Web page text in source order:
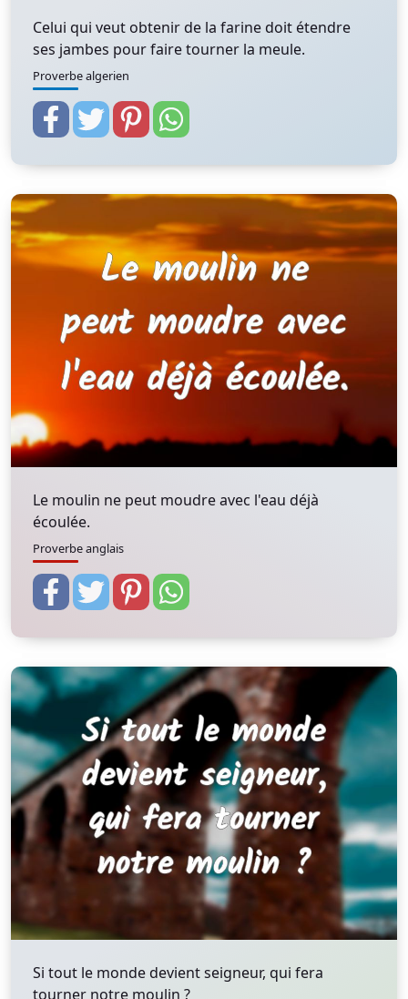
Celui qui veut obtenir de la farine doit étendre
ses jambes pour faire tourner la meule.
Proverbe algerien
Le moulin ne peut moudre avec l'eau déjà
écoulée.
Proverbe anglais
Si tout le monde devient seigneur, qui fera
tourner notre moulin ?